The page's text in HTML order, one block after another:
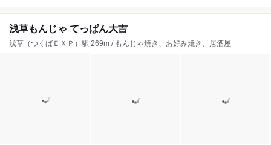
浅草もんじゃ てっぱん大吉
浅草（つくばＥＸＰ）駅 269m / もんじゃ焼き、お好み焼き、居酒屋